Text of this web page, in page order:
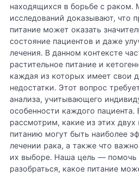
находящихся в борьбе с раком.
исследований доказывают, что
питание может оказать
состояние пациентов и даже
лечения. В данном контексте
растительное питание и
каждая из которых имеет свои
недостатки. Этот вопрос
анализа, учитывающего
особенности каждого пациента.
рассмотрим, какие из этих двух
питанию могут быть наиболее
лечении рака, а также что
их выборе. Наша цель — помочь
разобраться, какое питание